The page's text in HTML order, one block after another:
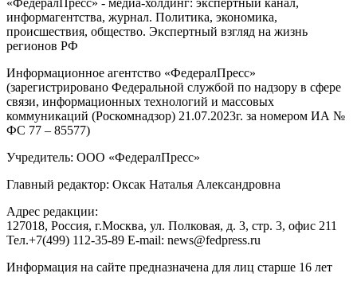
информагентства, журнал. Политика, экономика,
происшествия, общество. Экспертный взгляд на жизнь
регионов РФ
Информационное агентство «ФедералПресс»
(зарегистрировано Федеральной службой по надзору в сфере
связи, информационных технологий и массовых
коммуникаций (Роскомнадзор) 21.07.2023г. за номером ИА №
ФС 77 – 85577)
Учредитель: ООО «ФедералПресс»
Главный редактор: Оксак Наталья Александровна
Адрес редакции:
127018, Россия, г.Москва, ул. Полковая, д. 3, стр. 3, офис 211
Тел.+7(499) 112-35-89 E-mail: news@fedpress.ru
Информация на сайте предназначена для лиц старше 16 лет